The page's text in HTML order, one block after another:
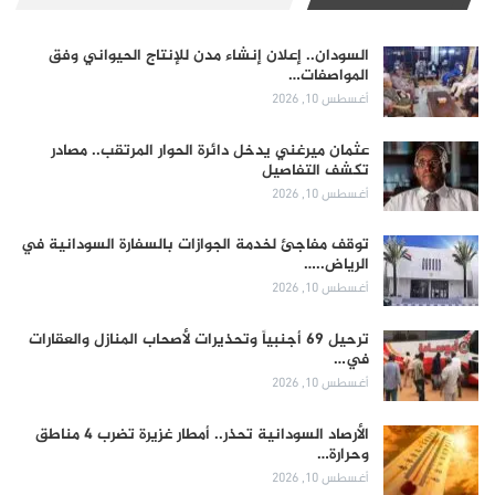
السودان.. إعلان إنشاء مدن للإنتاج الحيواني وفق
المواصفات…
أغسطس 10, 2026
عثمان ميرغني يدخل دائرة الحوار المرتقب.. مصادر
تكشف التفاصيل
أغسطس 10, 2026
توقف مفاجئ لخدمة الجوازات بالسفارة السودانية في
الرياض..…
أغسطس 10, 2026
ترحيل 69 أجنبياً وتحذيرات لأصحاب المنازل والعقارات
في…
أغسطس 10, 2026
الأرصاد السودانية تحذر.. أمطار غزيرة تضرب 4 مناطق
وحرارة…
أغسطس 10, 2026